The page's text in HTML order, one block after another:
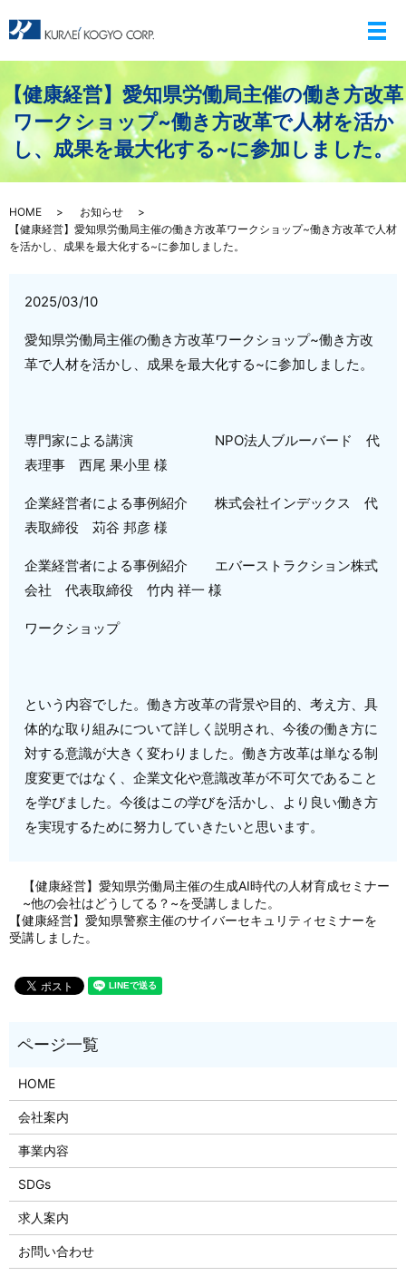
メ
【健康経営】愛知県労働局主催の働き方改革
ワークショップ~働き方改革で人材を活か
し、成果を最大化する~に参加しました。
HOME
お知らせ
【健康経営】愛知県労働局主催の働き方改革ワークショップ~働き方改革で人材
を活かし、成果を最大化する~に参加しました。
2025/03/10
愛知県労働局主催の働き方改革ワークショップ~働き方改
革で人材を活かし、成果を最大化する~に参加しました。
専門家による講演 NPO法人ブルーバード 代
表理事 西尾 果小里 様
企業経営者による事例紹介 株式会社インデックス 代
表取締役 苅谷 邦彦 様
企業経営者による事例紹介 エバーストラクション株式
会社 代表取締役 竹内 祥一 様
ワークショップ
という内容でした。働き方改革の背景や目的、考え方、具
体的な取り組みについて詳しく説明され、今後の働き方に
対する意識が大きく変わりました。働き方改革は単なる制
度変更ではなく、企業文化や意識改革が不可欠であること
を学びました。今後はこの学びを活かし、より良い働き方
を実現するために努力していきたいと思います。
【健康経営】愛知県労働局主催の生成AI時代の人材育成セミナー
~他の会社はどうしてる？~を受講しました。
【健康経営】愛知県警察主催のサイバーセキュリティセミナーを
受講しました。
HOME
会社案内
事業内容
SDGs
求人案内
お問い合わせ